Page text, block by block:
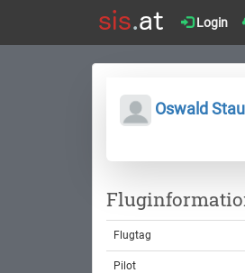
Login
Oswald
Flugtag
Pilot